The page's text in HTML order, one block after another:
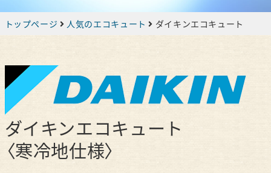
トップページ 人気のエコキュート ダイキンエコキュート
ダイキンエコキュート
〈寒冷地仕様〉